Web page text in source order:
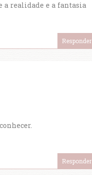
a realidade e a fantasia
Responder
Responder